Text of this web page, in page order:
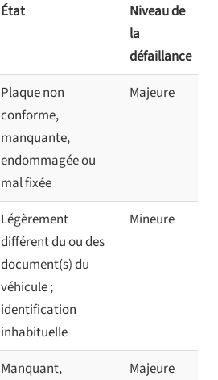
État
Niveau de
la
défaillance
Plaque non
conforme,
manquante,
endommagée ou
mal fixée
Majeure
Légèrement
différent du ou des
document(s) du
véhicule ;
identification
inhabituelle
Mineure
Manquant,
Majeure